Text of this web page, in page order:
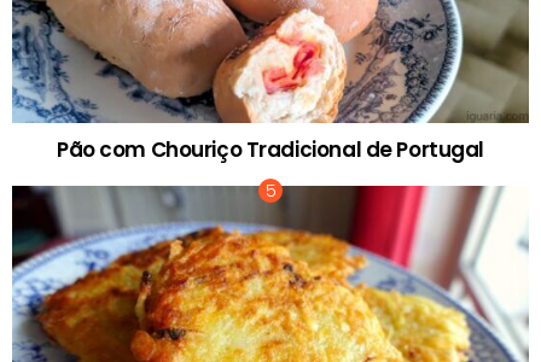
Pão com Chouriço Tradicional de Portugal